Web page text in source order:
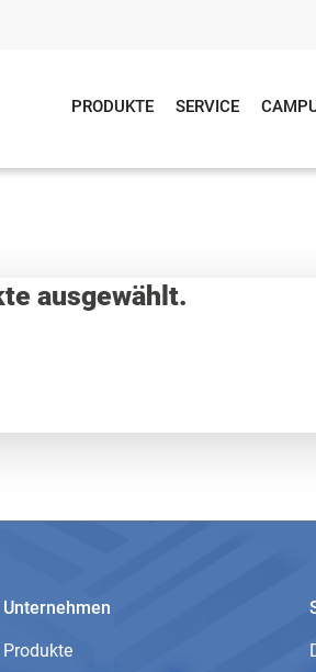
PRODUKTE SERVICE
ausgewählt.
Unternehmen
Produkte